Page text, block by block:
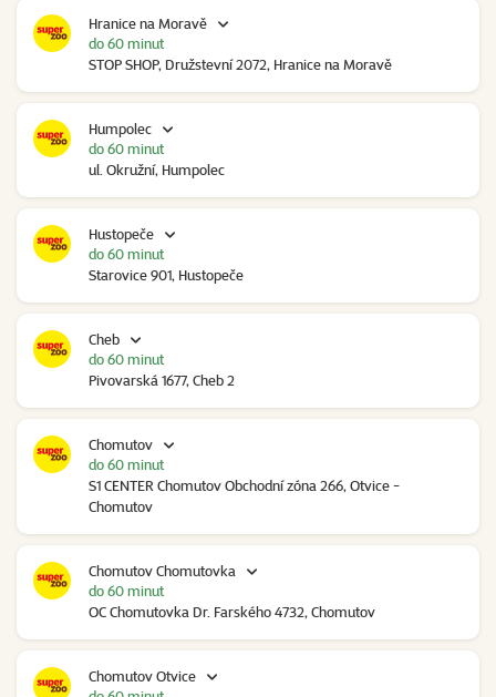
Hranice na Moravě
STOP SHOP, Družstevní 2072, Hranice na Moravě
do 60 minut
Humpolec
ul. Okružní, Humpolec
do 60 minut
Hustopeče
Starovice 901, Hustopeče
do 60 minut
Cheb
Pivovarská 1677, Cheb 2
do 60 minut
Chomutov
S1 CENTER Chomutov Obchodní zóna 266, Otvice -
Chomutov
do 60 minut
Chomutov Chomutovka
OC Chomutovka Dr. Farského 4732, Chomutov
do 60 minut
Chomutov Otvice